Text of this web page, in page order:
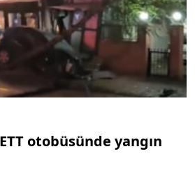
otobüsünde yangın